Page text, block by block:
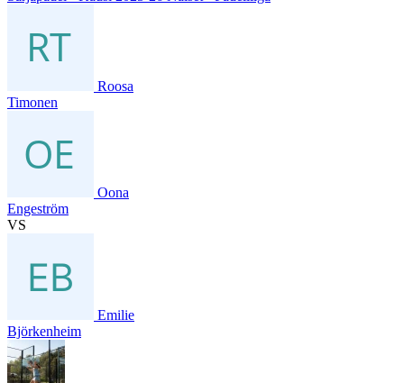
Roosa
Timonen
Oona
Engeström
VS
Emilie
Björkenheim